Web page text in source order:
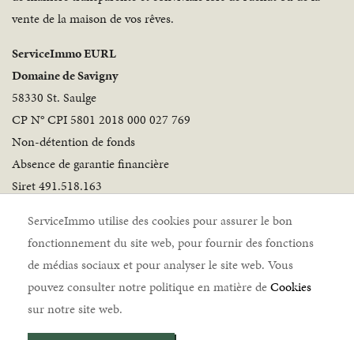
ServiceImmo utilise des cookies pour assurer le bon
fonctionnement du site web, pour fournir des fonctions
de médias sociaux et pour analyser le site web. Vous
pouvez consulter notre politique en matière deCookies
sur notre site web.
vente de la maison de vos rêves.
ServiceImmo EURL
Domaine de Savigny
58330 St. Saulge
CP N° CPI 5801 2018 000 027 769
Non-détention de fonds
Absence de garantie financière
Siret 491.518.163
Suivez-nous